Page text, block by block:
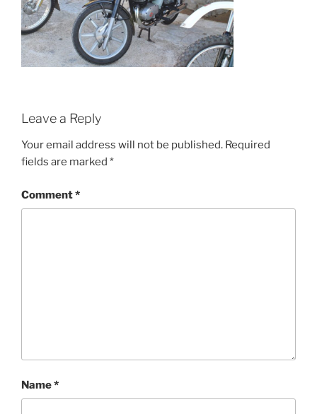
Leave a Reply
Your email address will not be published. Required
fields are marked *
Comment*
Name*